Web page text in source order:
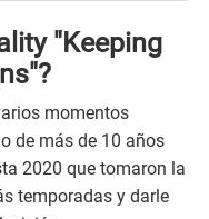
"Keeping
momentos
de más de 10 años
2020 que tomaron la
temporadas y darle